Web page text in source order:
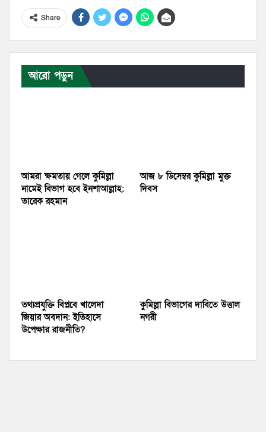
Share
আরো পড়ুন
আমরা ক্ষমতায় গেলে কুমিল্লা
নামেই বিভাগ হবে ইনশাআল্লাহ:
তারেক রহমান
আজ ৮ ডিসেম্বর কুমিল্লা মুক্ত
দিবস
তথ্যপ্রযুক্তি বিপ্লবে খালেদা
জিয়ার অবদান: ইতিহাসে
উপেক্ষার রাজনীতি?
কুমিল্লা বিভাগের দাবিতে উত্তাল
নগরী